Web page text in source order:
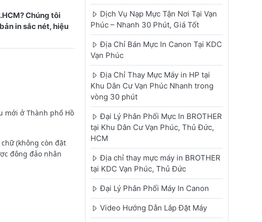
Chúng tôi
in sắc nét, hiệu
mới ở Thành phố Hồ
(không còn đặt
đông đảo nhân
Dịch Vụ Nạp Mực Tận Nơi Tại Vạn
Phúc – Nhanh 30 Phút, Giá Tốt
Địa Chỉ Bán Mực In Canon Tại KDC
Vạn Phúc
Địa Chỉ Thay Mực Máy in HP tại
Khu Dân Cư Vạn Phúc Nhanh trong
vòng 30 phút
Đại Lý Phân Phối Mực In BROTHER
tại Khu Dân Cư Vạn Phúc, Thủ Đức,
HCM
Địa chỉ thay mực máy in BROTHER
tại KDC Vạn Phúc, Thủ Đức
Đại Lý Phân Phối Máy In Canon
Video Hướng Dẫn Lắp Đặt Máy